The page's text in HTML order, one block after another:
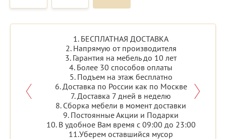
1. БЕСПЛАТНАЯ ДОСТАВКА
2. Напрямую от производителя
3. Гарантия на мебель до 10 лет
4. Более 30 способов оплаты
5. Подъем на этаж бесплатно
6. Доставка по России как по Москве
7. Доставка 7 дней в неделю
8. Сборка мебели в момент доставки
9. Постоянные Акции и Подарки
10. В удобное Вам время с 09:00 до 23:00
11.Уберем оставшийся мусор